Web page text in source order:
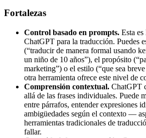
Fortalezas
Control basado en prompts. Esta
ChatGPT para la traducción. Puedes
(“traducir de manera formal usando
un niño de 10 años”), el propósito
marketing”) o el estilo (“que sea
otra herramienta ofrece este nivel de
Comprensión contextual. ChatGPT
allá de las frases individuales. Puede
entre párrafos, entender expresiones
ambigüedades según el contexto —
herramientas tradicionales de
fallar.